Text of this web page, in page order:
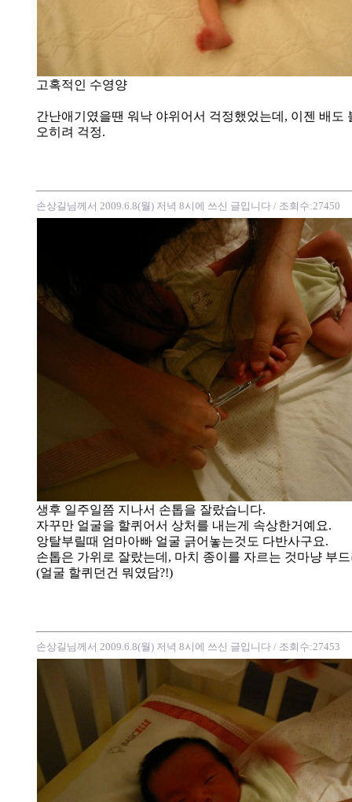
고혹적인 수영양
간난애기였을땐 워낙 야위어서 걱정했었는데, 이젠 배도
오히려 걱정.
손상길님께서 2009.6.8(월) 저녁 8시에 쓰신 글입니다 / 조회수:27450
생후 일주일쯤 지나서 손톱을 잘랐습니다.
자꾸만 얼굴을 할퀴어서 상처를 내는게 속상한거예요.
앙탈부릴때 엄마아빠 얼굴 긁어놓는것도 다반사구요.
손톱은 가위로 잘랐는데, 마치 종이를 자르는 것마냥 부
(얼굴 할퀴던건 뭐였담?!)
손상길님께서 2009.6.8(월) 저녁 8시에 쓰신 글입니다 / 조회수:27453